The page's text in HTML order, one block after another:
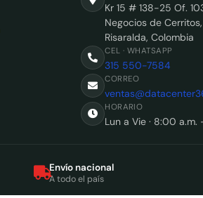
Kr 15 # 138-25 Of.
Negocios de
Risaralda, Colombia
CEL · WHATSAPP
315 550-7584
CORREO
HORARIO
Lun a Vie · 8:00
Envío nacional
A todo el país